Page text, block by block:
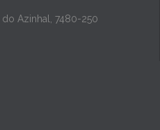
Azinhal, 7480-250